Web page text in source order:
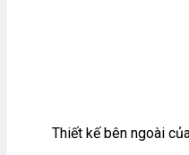
Thiết kế bên ngoài